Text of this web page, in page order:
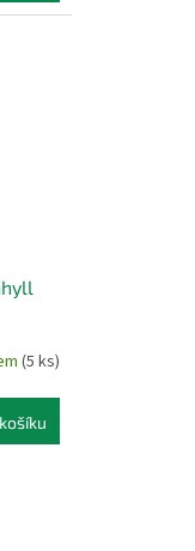
(5 ks)